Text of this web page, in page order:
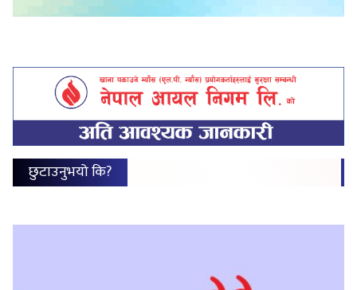
छुटाउनुभयो कि?